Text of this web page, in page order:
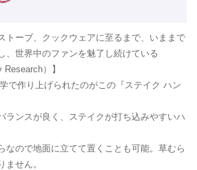
トーブ、クックウェアに至るまで、いままで
、世界中のファンを魅了し続けている
）】
で作り上げられたのがこの『ステイク ハン
ランスが良く、ステイクが打ち込みやすいハ
なので地面に立てて置くことも可能。草むら
ません。